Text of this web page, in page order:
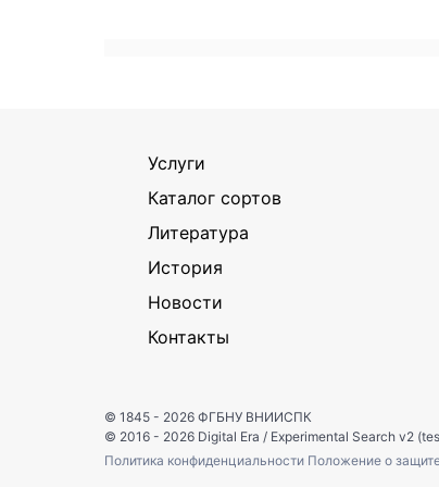
Услуги
Каталог сортов
Литература
История
Новости
Контакты
© 1845 - 2026 ФГБНУ ВНИИСПК
© 2016 - 2026 Digital Era / Experimental Search v2
Политика конфиденциальности Положение о